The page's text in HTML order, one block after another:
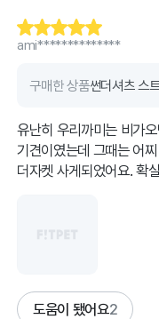
ami**************
구매한 상품썬더셔츠 스
유난히 우리까미는 비가
기견이였는데 그때는 어
더자켓 사게되었어요. 확
도움이 됐어요2